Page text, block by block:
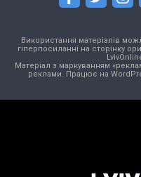
Використання матеріалів
гіперпосиланні на сторінку
Матеріал з маркуванням
реклами. Працює на